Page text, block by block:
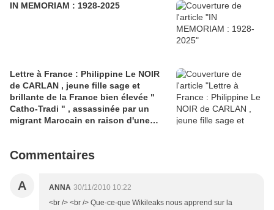
IN MEMORIAM : 1928-2025
Lettre à France : Philippine Le NOIR
de CARLAN , jeune fille sage et
brillante de la France bien élevée "
Catho-Tradi " , assassinée par un
migrant Marocain en raison d'une
Commentaires
A ANNA 30/11/2010 10:22
<br /> <br /> Que-ce-que Wikileaks nous apprend sur la